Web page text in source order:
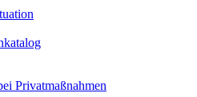
Privatmaßnahmen